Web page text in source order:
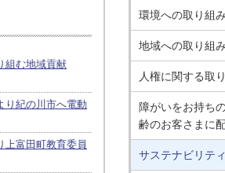
組む地域貢献
り紀の川市へ電動
上富田町教育委員
環境への取り組み
地域への取り組み
人権に関する取
障がいをお持ち
齢のお客さまに
サステナビリテ